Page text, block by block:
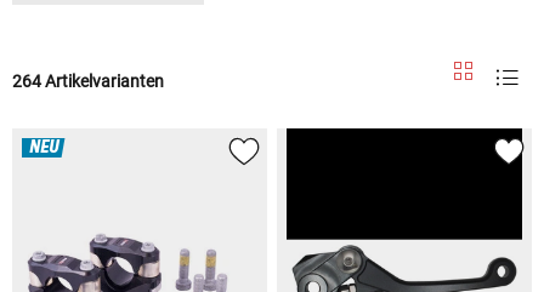
264 Artikelvarianten
NEU